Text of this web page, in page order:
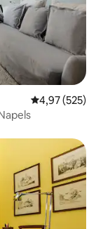
Gemiddelde
4,97 (525)